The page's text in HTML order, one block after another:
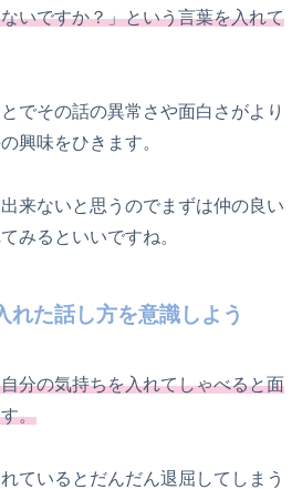
いですか？」という言葉を入れて
でその話の異常さや面白さがより
興味をひきます。
来ないと思うのでまずは仲の良い
みるといいですね。
れた話し方を意識しよう
分の気持ちを入れてしゃべると面
。
ているとだんだん退屈してしまう